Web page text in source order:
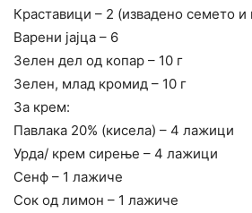
Краставици – 2 (извадено семето и
Варени јајца – 6
Зелен дел од копар – 10 г
Зелен, млад кромид – 10 г
За крем:
Павлака 20% (кисела) – 4 лажици
Урда/ крем сирење – 4 лажици
Сенф – 1 лажиче
Сок од лимон – 1 лажиче